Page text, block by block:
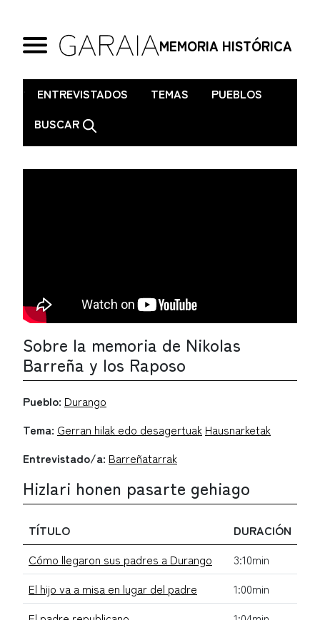
MEMORIA HISTÓRICA
. ENTREVISTADOS TEMAS
PUEBLOS
BUSCAR
Sobre la memoria de Nikolas
Barreña y los Raposo
Pueblo: Durango
Tema: Gerran hilak edo desagertuak Hausnarketak
Entrevistado/a: Barreñatarrak
Hizlari honen pasarte gehiago
TÍTULO
DURACIÓN
Cómo llegaron sus padres a Durango
3:10min
El hijo va a misa en lugar del padre
1:00min